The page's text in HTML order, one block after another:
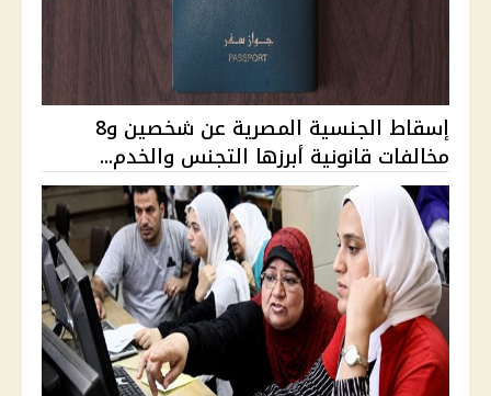
إسقاط الجنسية المصرية عن شخصين و8
مخالفات قانونية أبرزها التجنس والخدم...